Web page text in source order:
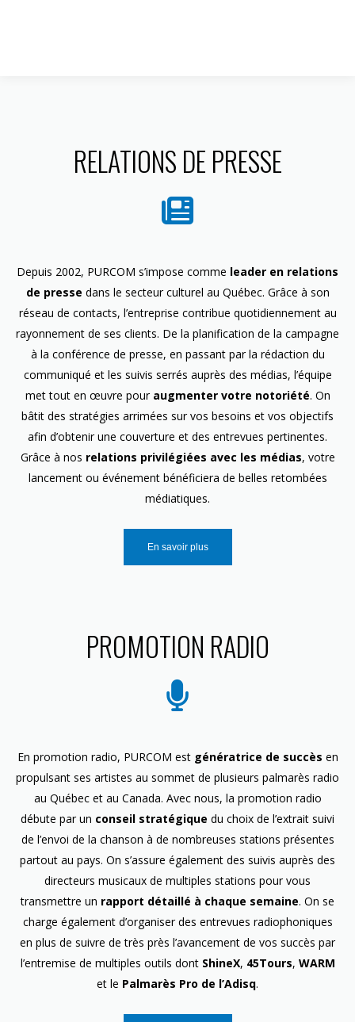
RELATIONS DE PRESSE
Depuis 2002, PURCOM s’impose comme leader en relations
de presse dans le secteur culturel au Québec. Grâce à son
réseau de contacts, l’entreprise contribue quotidiennement au
rayonnement de ses clients. De la planification de la campagne
à la conférence de presse, en passant par la rédaction du
communiqué et les suivis serrés auprès des médias, l’équipe
met tout en œuvre pour augmenter votre notoriété. On
bâtit des stratégies arrimées sur vos besoins et vos objectifs
afin d’obtenir une couverture et des entrevues pertinentes.
Grâce à nos relations privilégiées avec les médias, votre
lancement ou événement bénéficiera de belles retombées
médiatiques.
En savoir plus
PROMOTION RADIO
En promotion radio, PURCOM est génératrice de succès en
propulsant ses artistes au sommet de plusieurs palmarès radio
au Québec et au Canada. Avec nous, la promotion radio
débute par un conseil stratégique du choix de l’extrait suivi
de l’envoi de la chanson à de nombreuses stations présentes
partout au pays. On s’assure également des suivis auprès des
directeurs musicaux de multiples stations pour vous
transmettre un rapport détaillé à chaque semaine. On se
charge également d’organiser des entrevues radiophoniques
en plus de suivre de très près l’avancement de vos succès par
l’entremise de multiples outils dont ShineX, 45Tours, WARM
et le Palmarès Pro de l’Adisq.